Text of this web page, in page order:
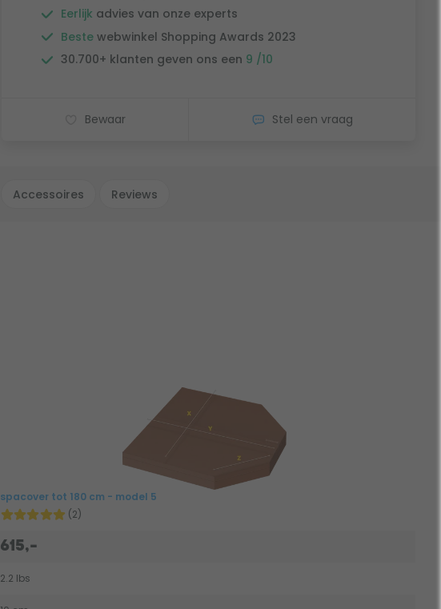
Eerlijk advies van onze experts
Bestewebwinkel Shopping Awards 2023
30.700+ klanten geven ons een 9 /10
Bewaar Stel een vraag
Accessoires Reviews
spacover tot 180 cm - model 5
(2)
615,-
2.2 lbs